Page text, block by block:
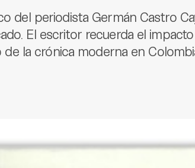
del periodista Germán Castro
El escritor recuerda el
la crónica moderna en